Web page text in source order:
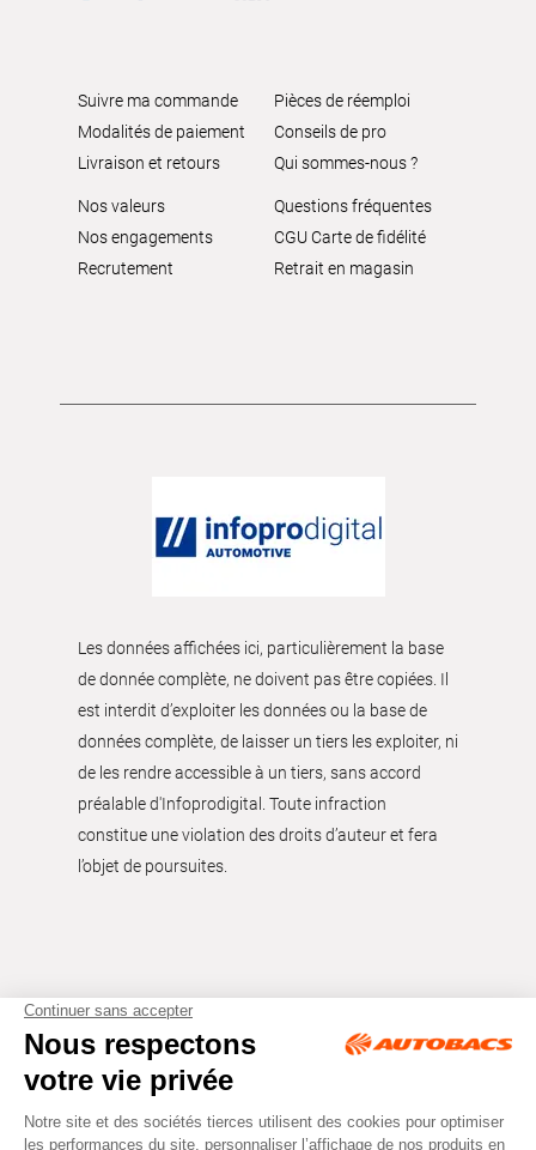
Suivre ma commande
Modalités de paiement
Livraison et retours
Pièces de réemploi
Conseils de pro
Qui sommes-nous ?
Nos valeurs
Nos engagements
Recrutement
Questions fréquentes
CGU Carte de fidélité
Retrait en magasin
Les données affichées ici, particulièrement la base
de donnée complète, ne doivent pas être copiées. Il
est interdit d’exploiter les données ou la base de
données complète, de laisser un tiers les exploiter, ni
de les rendre accessible à un tiers, sans accord
préalable d'Infoprodigital. Toute infraction
constitue une violation des droits d’auteur et fera
l’objet de poursuites.
Tous droits réservés © Autobacs